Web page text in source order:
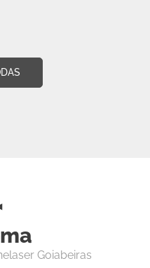
Goiabeiras